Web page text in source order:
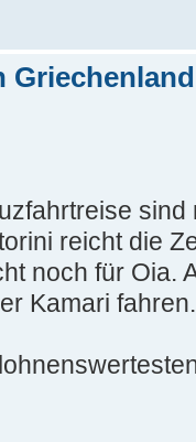
Griechenland
reicht die
noch für Oia.
Kamari fahren.